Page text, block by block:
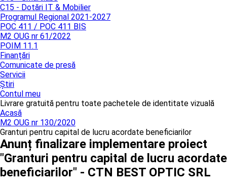
C15 - Dotări IT & Mobilier
Programul Regional 2021-2027
POC 411 / POC 411 BIS
M2 OUG nr 61/2022
POIM 11.1
Finanțări
Comunicate de presă
Servicii
Știri
Contul meu
Livrare gratuită pentru toate pachetele de identitate vizuală
Acasă
M2 OUG nr 130/2020
Granturi pentru capital de lucru acordate beneficiarilor
Anunț finalizare implementare proiect
"Granturi pentru capital de lucru acordate
beneficiarilor" - CTN BEST OPTIC SRL